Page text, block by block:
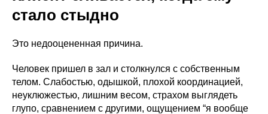
стало стыдно
Это недооцененная причина.
Человек пришел в зал и столкнулся с собственным
телом. Слабостью, одышкой, плохой координацией,
неуклюжестью, лишним весом, страхом выглядеть
глупо, сравнением с другими, ощущением “я вообще